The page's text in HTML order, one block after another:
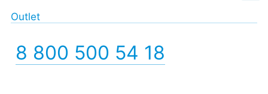
Outlet
8 800 500 54 18